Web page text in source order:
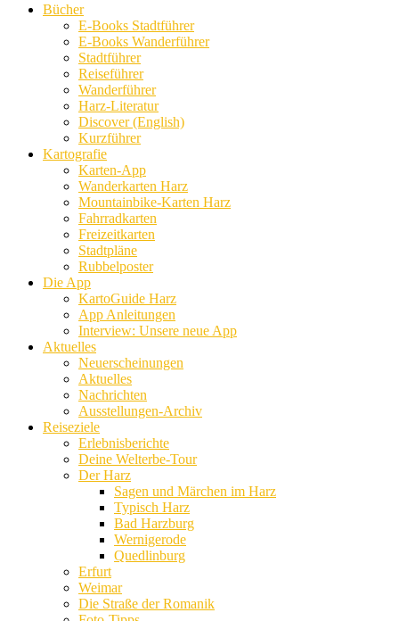
Bücher
E-Books Stadtführer
E-Books Wanderführer
Stadtführer
Reiseführer
Wanderführer
Harz-Literatur
Discover (English)
Kurzführer
Kartografie
Karten-App
Wanderkarten Harz
Mountainbike-Karten Harz
Fahrradkarten
Freizeitkarten
Stadtpläne
Rubbelposter
Die App
KartoGuide Harz
App Anleitungen
Interview: Unsere neue App
Aktuelles
Neuerscheinungen
Aktuelles
Nachrichten
Ausstellungen-Archiv
Reiseziele
Erlebnisberichte
Deine Welterbe-Tour
Der Harz
Sagen und Märchen im Harz
Typisch Harz
Bad Harzburg
Wernigerode
Quedlinburg
Erfurt
Weimar
Die Straße der Romanik